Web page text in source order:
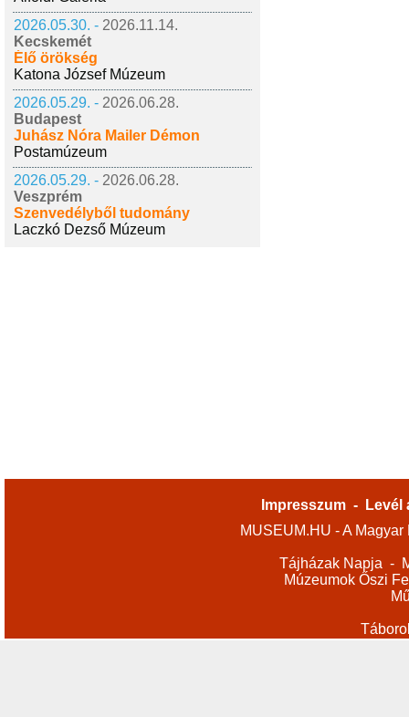
2026.05.30. - 2026.11.14.
Kecskemét
Élő örökség
Katona József Múzeum
2026.05.29. - 2026.06.28.
Budapest
Juhász Nóra Mailer Démon
Postamúzeum
2026.05.29. - 2026.06.28.
Veszprém
Szenvedélyből tudomány
Laczkó Dezső Múzeum
Impresszum -
Levél
MUSEUM.HU - A
Tájházak Napja -
Múzeumok Őszi